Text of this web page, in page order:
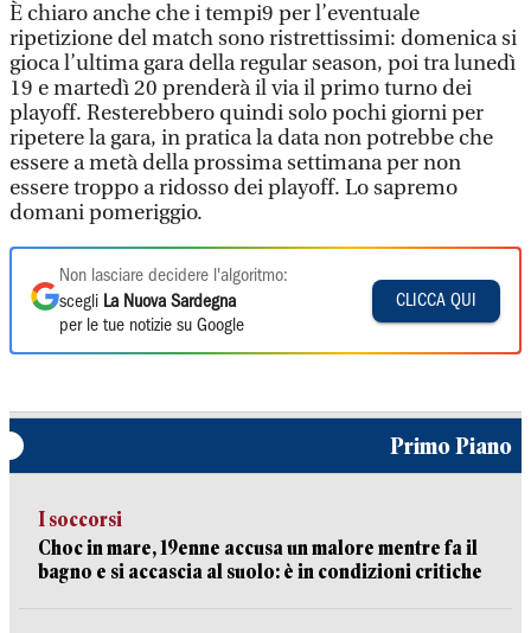
È chiaro anche che i tempi9 per l’eventuale
ripetizione del match sono ristrettissimi: domenica si
gioca l’ultima gara della regular season, poi tra lunedì
19 e martedì 20 prenderà il via il primo turno dei
playoff. Resterebbero quindi solo pochi giorni per
ripetere la gara, in pratica la data non potrebbe che
essere a metà della prossima settimana per non
essere troppo a ridosso dei playoff. Lo sapremo
domani pomeriggio.
Non lasciare decidere l'algoritmo:
scegli La Nuova Sardegna
per le tue notizie su Google
CLICCA QUI
Primo Piano
I soccorsi
Choc in mare, 19enne accusa un malore mentre fa il
bagno e si accascia al suolo: è in condizioni critiche